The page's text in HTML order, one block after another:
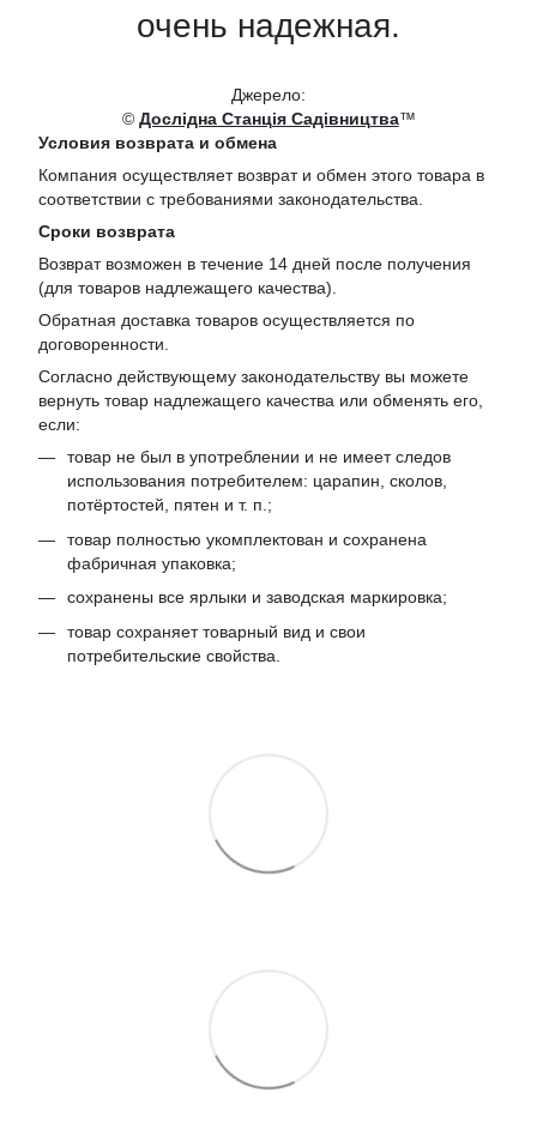
очень надежная.
Джерело:
© Дослідна Станція Садівництва™
Условия возврата и обмена
Компания осуществляет возврат и обмен этого товара в
соответствии с требованиями законодательства.
Сроки возврата
Возврат возможен в течение 14 дней после получения
(для товаров надлежащего качества).
Обратная доставка товаров осуществляется по
договоренности.
Согласно действующему законодательству вы можете
вернуть товар надлежащего качества или обменять его,
если:
товар не был в употреблении и не имеет следов
использования потребителем: царапин, сколов,
потёртостей, пятен и т. п.;
товар полностью укомплектован и сохранена
фабричная упаковка;
сохранены все ярлыки и заводская маркировка;
товар сохраняет товарный вид и свои
потребительские свойства.